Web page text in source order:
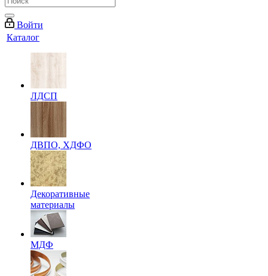
Войти
Каталог
ЛДСП
ДВПО, ХДФО
Декоративные
материалы
МДФ